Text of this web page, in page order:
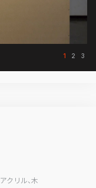
1 2 3
クリル、木